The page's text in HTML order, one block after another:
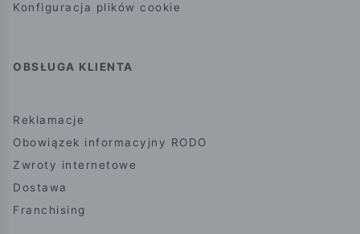
Konfiguracja plików cookie
OBSŁUGA KLIENTA
Reklamacje
Obowiązek informacyjny RODO
Zwroty internetowe
Dostawa
Franchising